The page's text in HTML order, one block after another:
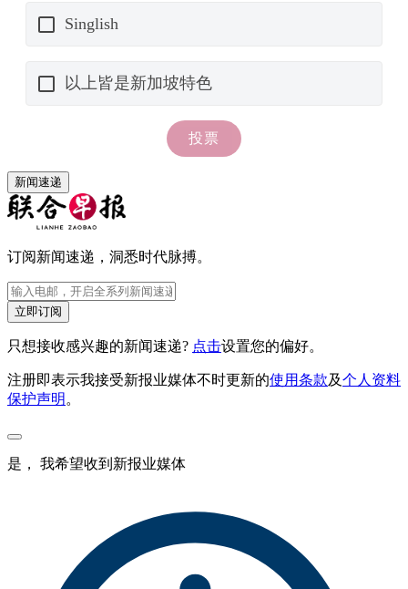
新闻速递
订阅新闻速递，洞悉时代脉搏。
立即订阅
只想接收感兴趣的新闻速递? 点击设置您的偏好。
注册即表示我接受新报业媒体不时更新的使用条款及个人资料
保护声明。
是， 我希望收到新报业媒体